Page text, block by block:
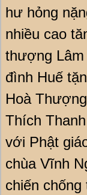
hư hỏng
nhiều cao
thượng Lâm
đình Huế
Hoà
Thích
với Phật
chùa Vĩnh
chiến